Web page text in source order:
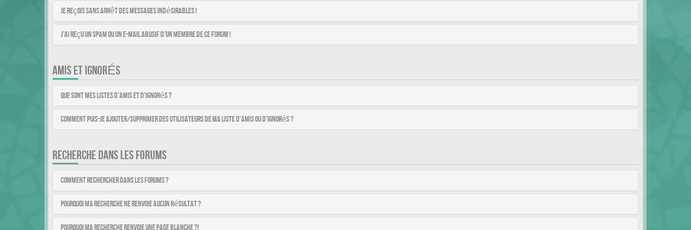
Je reçois sans arrêt des messages indésirables !
J’ai reçu un spam ou un e-mail abusif d’un membre de ce forum !
AMIS ET IGNORÉS
Que sont mes listes d’amis et d’ignorés ?
Comment puis-je ajouter/supprimer des utilisateurs de ma liste d’amis ou d’ignorés ?
RECHERCHE DANS LES FORUMS
Comment rechercher dans les forums ?
Pourquoi ma recherche ne renvoie aucun résultat ?
Pourquoi ma recherche renvoie une page blanche ?!